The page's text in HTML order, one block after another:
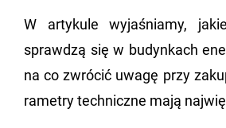
W ar­ty­ku­le wy­ja­śnia­my,
spraw­dzą się w bu­dyn­kach
na co zwró­cić uwagę przy
ra­me­try tech­nicz­ne mają